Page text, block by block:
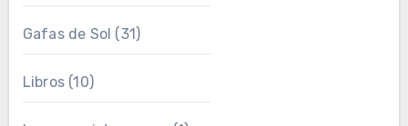
Gafas de Sol (31)
Libros(10)